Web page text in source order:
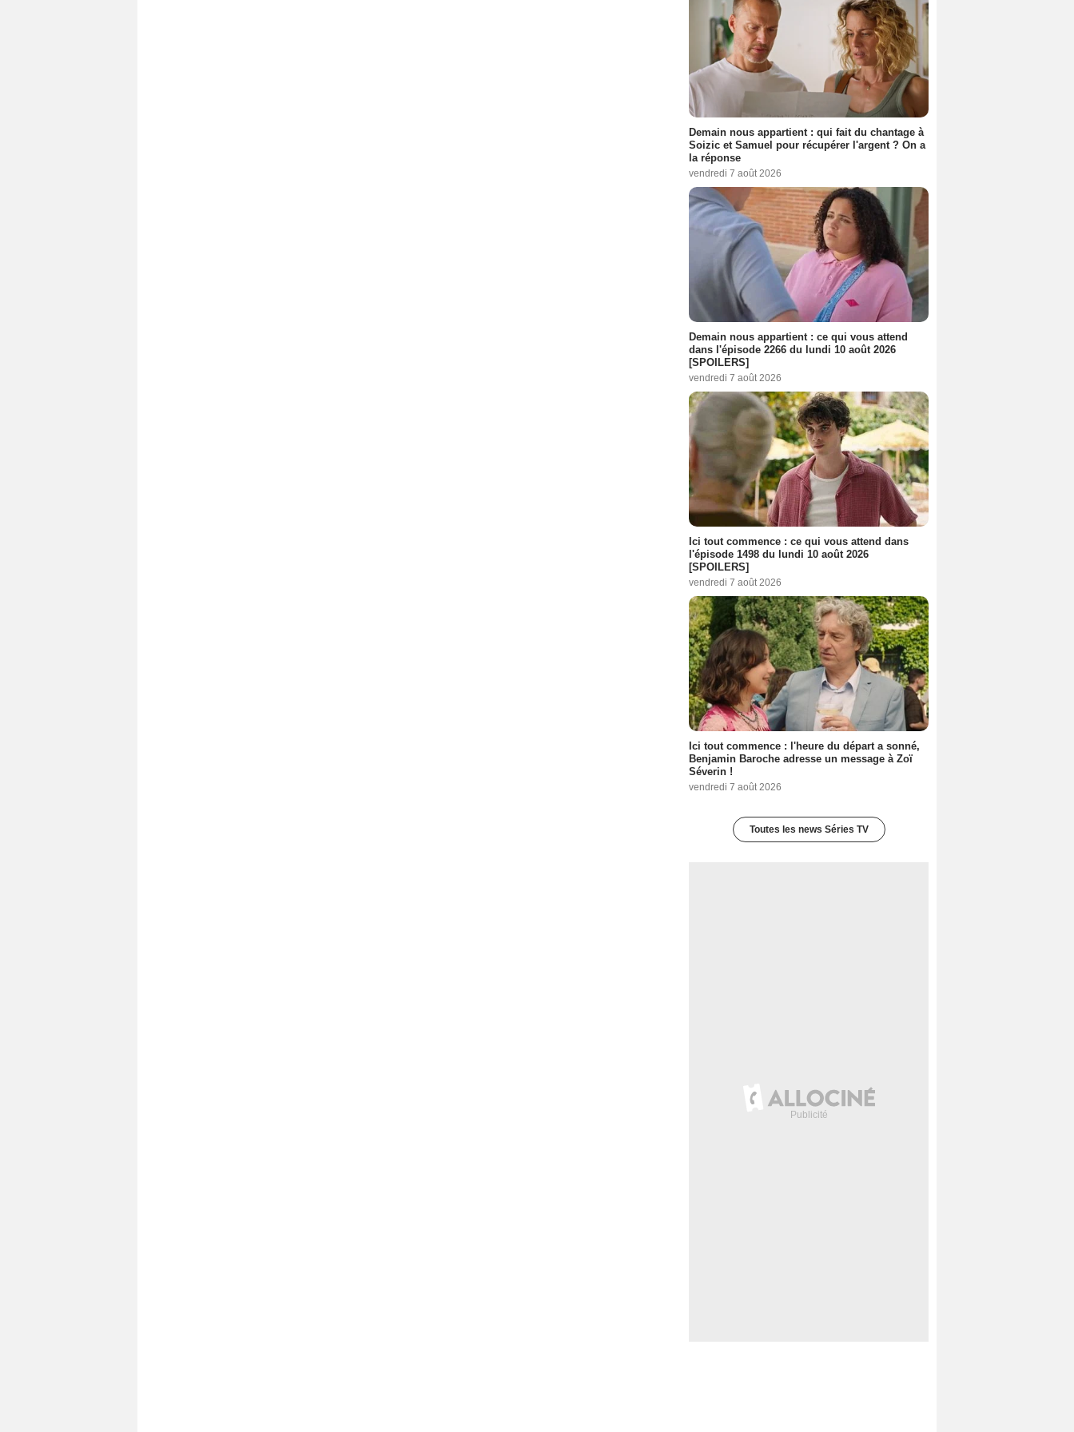
Demain nous appartient : qui fait du chantage à
Soizic et Samuel pour récupérer l'argent ? On a
la réponse
vendredi 7 août 2026
Demain nous appartient : ce qui vous attend
dans l'épisode 2266 du lundi 10 août 2026
[SPOILERS]
vendredi 7 août 2026
Ici tout commence : ce qui vous attend dans
l'épisode 1498 du lundi 10 août 2026
[SPOILERS]
vendredi 7 août 2026
Ici tout commence : l'heure du départ a sonné,
Benjamin Baroche adresse un message à Zoï
Séverin !
vendredi 7 août 2026
Toutes les news Séries TV